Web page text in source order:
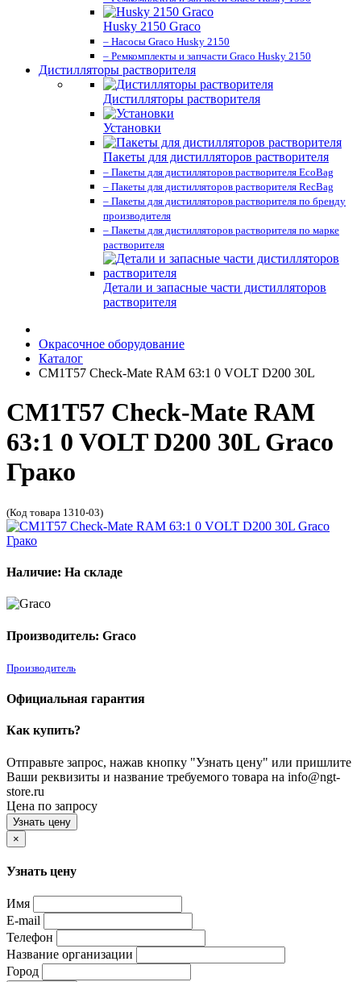
Husky 2150 Graco
– Насосы Graco Husky 2150
– Ремкомплекты и запчасти Graco Husky 2150
Дистилляторы растворителя
Дистилляторы растворителя
Установки
Пакеты для дистилляторов растворителя
– Пакеты для дистилляторов растворителя EcoBag
– Пакеты для дистилляторов растворителя RecBag
– Пакеты для дистилляторов растворителя по бренду
производителя
– Пакеты для дистилляторов растворителя по марке
растворителя
Детали и запасные части дистилляторов
растворителя
Окрасочное оборудование
Каталог
CM1T57 Check-Mate RAM 63:1 0 VOLT D200 30L
CM1T57 Check-Mate RAM
63:1 0 VOLT D200 30L Graco
Грако
(Код товара 1310-03)
Наличие: На складе
Производитель: Graco
Производитель
Официальная гарантия
Как купить?
Отправьте запрос, нажав кнопку "Узнать цену" или пришлите
Ваши реквизиты и название требуемого товара на info@ngt-
store.ru
Цена по запросу
Узнать цену
×
Узнать цену
Имя
E-mail
Телефон
Название организации
Город